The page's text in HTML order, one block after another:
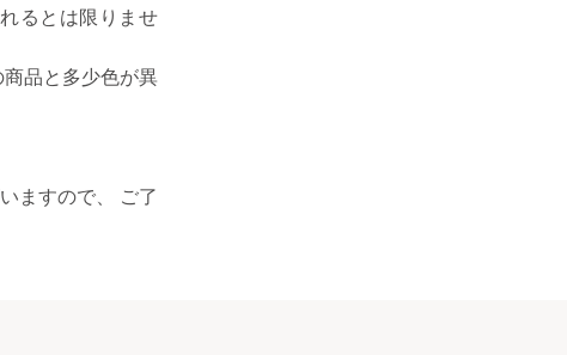
るとは限りませ
品と多少色が異
ますので、 ご了